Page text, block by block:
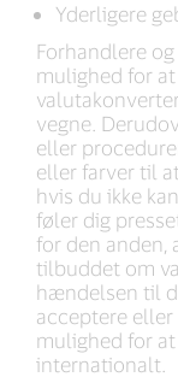
Yderligere
Forhandlere
mulighed for
vegne.
eller
eller farver til
hvis du ikke
føler dig
for den anden,
tilbuddet om
hændelsen til
acceptere eller
mulighed for
internationalt.